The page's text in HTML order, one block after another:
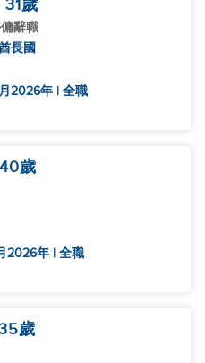
31歲
辭職
長國
2026年 | 全職
歲
2026年 | 全職
歲